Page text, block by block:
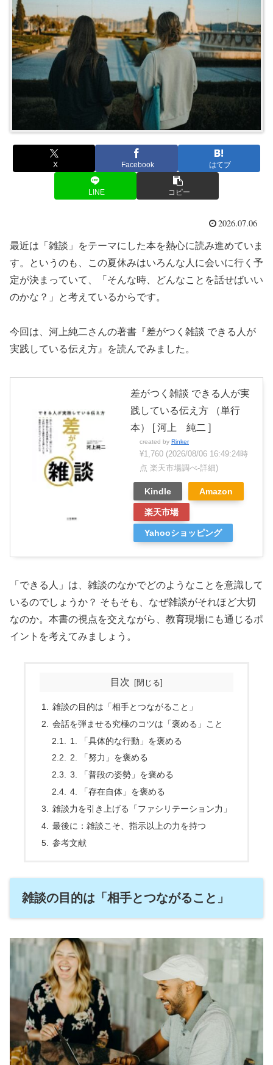
X Facebook はてブ
LINE コピー
2026.07.06
最近は「雑談」をテーマにした本を熱心に読み進めていま
す。というのも、この夏休みはいろんな人に会いに行く予
定が決まっていて、「そんな時、どんなことを話せばいい
のかな？」と考えているからです。
今回は、河上純二さんの著書『差がつく雑談 できる人が
実践している伝え方』を読んでみました。
差がつく雑談 できる人が実
践している伝え方 （単行
本） [ 河上 純二 ]
created by Rinker
¥1,760 (2026/08/06 16:49:24時
点 楽天市場調べ-詳細)
Kindle Amazon
楽天市場
Yahooショッピング
「できる人」は、雑談のなかでどのようなことを意識して
いるのでしょうか？ そもそも、なぜ雑談がそれほど大切
なのか。本書の視点を交えながら、教育現場にも通じるポ
イントを考えてみましょう。
目次
雑談の目的は「相手とつながること」
会話を弾ませる究極のコツは「褒める」こと
1. 「具体的な行動」を褒める
2. 「努力」を褒める
3. 「普段の姿勢」を褒める
4. 「存在自体」を褒める
雑談力を引き上げる「ファシリテーション力」
最後に：雑談こそ、指示以上の力を持つ
参考文献
雑談の目的は「相手とつながること」